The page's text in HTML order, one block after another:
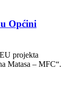
Općini
projekta
Matasa – MFC“.